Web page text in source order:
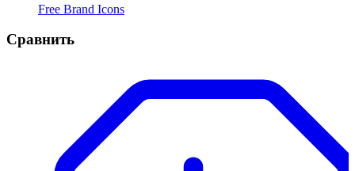
Free Brand Icons
Сравнить